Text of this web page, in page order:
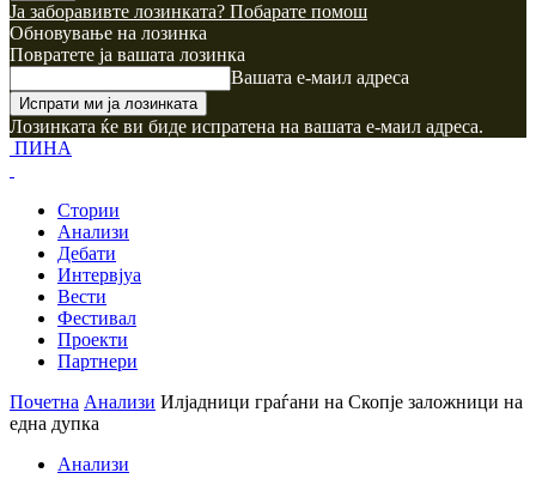
Ја заборавивте лозинката? Побарате помош
Обновување на лозинка
Повратете ја вашата лозинка
Вашата е-маил адреса
Лозинката ќе ви биде испратена на вашата е-маил адреса.
ПИНА
Стории
Анализи
Дебати
Интервјуа
Вести
Фестивал
Проекти
Партнери
Почетна Анализи Илјадници граѓани на Скопје заложници на
една дупка
Анализи